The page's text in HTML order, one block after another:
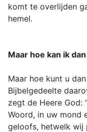
komt te overlijden
hemel.
Maar hoe kan ik
Maar hoe kunt u
Bijbelgedeelte
zegt de Heere God:
Woord, in uw mond
geloofs, hetwelk wij